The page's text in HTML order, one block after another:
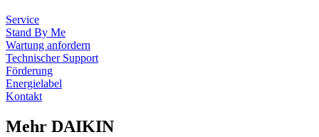
Service
Stand By Me
Wartung anfordern
Technischer Support
Förderung
Energielabel
Kontakt
Mehr DAIKIN